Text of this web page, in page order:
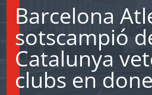
Barcelona
sotscampió
Catalunya
clubs en